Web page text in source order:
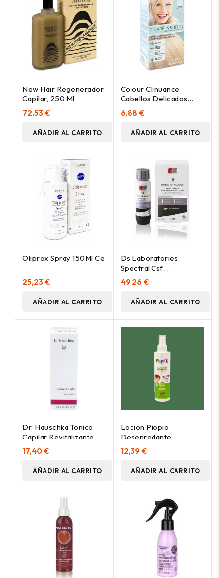
New Hair Regenerador
Capilar, 250 Ml
72,53 €
AÑADIR AL CARRITO
Colour Clinuance
Cabellos Delicados
10.1-Rubio Champagne
1 U
6,88 €
AÑADIR AL CARRITO
Oliprox Spray 150Ml Ce
25,23 €
AÑADIR AL CARRITO
Ds Laboratories
Spectral.Csf
Tratamiento
Revitalizante Con
Nanoxidil 5% 60Ml
49,26 €
AÑADIR AL CARRITO
Dr. Hauschka Tonico
Capilar Revitalizante
100Ml
17,40 €
AÑADIR AL CARRITO
Locion Piopio
Desenredante
Preventiva Piojos
200Ml
12,39 €
AÑADIR AL CARRITO